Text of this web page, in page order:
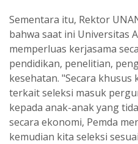
Sementara itu, Rektor
bahwa saat ini Universitas
memperluas kerjasama
pendidikan, penelitian,
kesehatan. "Secara khusus
terkait seleksi masuk
kepada anak-anak yang
secara ekonomi, Pemda
kemudian kita seleksi